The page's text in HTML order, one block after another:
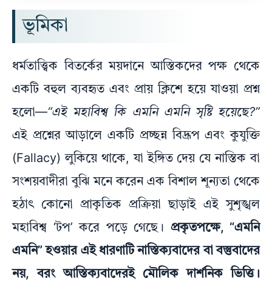
ভূমিকা
ধর্মতাত্ত্বিক বিতর্কের ময়দানে আস্তিকদের পক্ষ থেকে
একটি বহুল ব্যবহৃত এবং প্রায় ক্লিশে হয়ে যাওয়া প্রশ্ন
হলো—“এই মহাবিশ্ব কি এমনি এমনি সৃষ্টি হয়েছে?”
এই প্রশ্নের আড়ালে একটি প্রচ্ছন্ন বিদ্রূপ এবং কুযুক্তি
(Fallacy) লুকিয়ে থাকে, যা ইঙ্গিত দেয় যে নাস্তিক বা
সংশয়বাদীরা বুঝি মনে করেন এক বিশাল শূন্যতা থেকে
হঠাৎ কোনো প্রাকৃতিক প্রক্রিয়া ছাড়াই এই সুশৃঙ্খল
মহাবিশ্ব ‘টপ’ করে পড়ে গেছে। প্রকৃতপক্ষে, “এমনি
এমনি” হওয়ার এই ধারণাটি নাস্তিক্যবাদের বা বস্তুবাদের
নয়, বরং আস্তিক্যবাদেরই মৌলিক দার্শনিক ভিত্তি।